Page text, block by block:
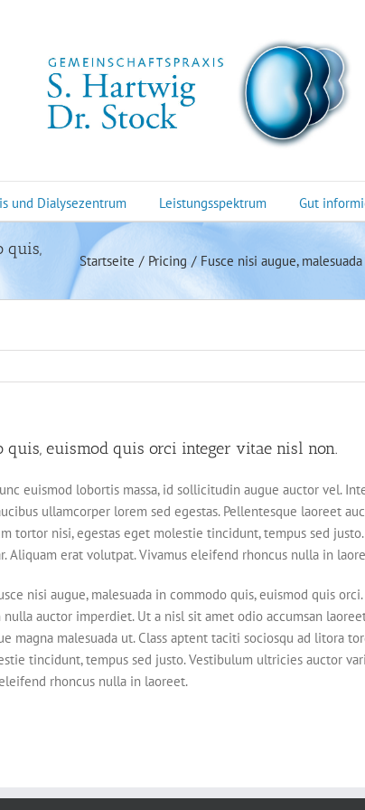
und Dialysezentrum Leistungsspektrum Gut
quis,
Startseite Pricing Fusce nisi augue,
quis, euismod quis orci integer vitae nisl non.
euismod lobortis massa, id sollicitudin augue auctor vel.
ullamcorper lorem sed egestas. Pellentesque laoreet
tortor nisi, egestas eget molestie tincidunt, tempus sed
Aliquam erat volutpat. Vivamus eleifend rhoncus nulla in
nisi augue, malesuada in commodo quis, euismod quis
auctor imperdiet. Ut a nisl sit amet odio accumsan
magna malesuada ut. Class aptent taciti sociosqu ad litora
tincidunt, tempus sed justo. Vestibulum ultricies auctor
rhoncus nulla in laoreet.